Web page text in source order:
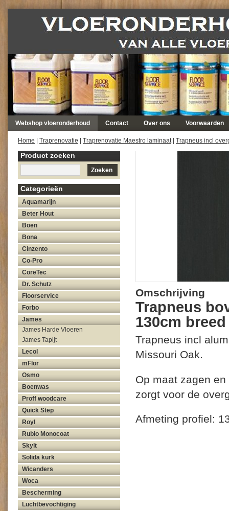
Webshop vloeronderhoud Contact Over ons Voorwaarden
Home Traprenovatie Traprenovatie Maestro laminaat| Trapneus incl
Product zoeken
Zoeken
Categorieën
Aquamarijn
Beter Hout
Boen
Bona
Cinzento
Co-Pro
CoreTec
Dr. Schutz
Floorservice
Forbo
James
James Harde Vloeren
James Tapijt
Lecol
mFlor
Osmo
Boenwas
Proff woodcare
Quick Step
Royl
Rubio Monocoat
Skylt
Solida kurk
Wicanders
Woca
Bescherming
Luchtbevochtiging
Omschrijving
Trapneus
130cm breed
Trapneus incl
Missouri Oak.
Op maat zagen
zorgt voor de
Afmeting profiel: